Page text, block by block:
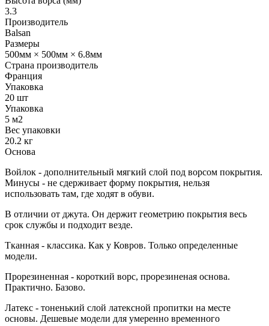
3.3
Производитель
Balsan
Размеры
500мм × 500мм × 6.8мм
Страна производитель
Франция
Упаковка
20 шт
Упаковка
5 м2
Вес упаковки
20.2 кг
Основа
Войлок - дополнительный мягкий слой под ворсом покрытия.
Минусы - не сдерживает форму покрытия, нельзя
использовать там, где ходят в обуви.
В отличии от джута. Он держит геометрию покрытия весь
срок службы и подходит везде.
Тканная - классика. Как у Ковров. Только определенные
модели.
Прорезиненная - короткий ворс, прорезиненая основа.
Практично. Базово.
Латекс - тоненький слой латексной пропитки на месте
основы. Дешевые модели для умеренно временного